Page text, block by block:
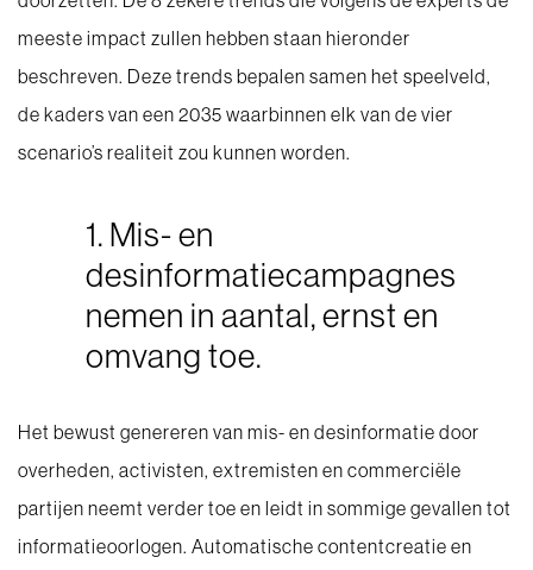
meeste impact zullen hebben staan hieronder
beschreven. Deze trends bepalen samen het speelveld,
de kaders van een 2035 waarbinnen elk van de vier
scenario’s realiteit zou kunnen worden.
1. Mis- en
desinformatiecampagnes
nemen in aantal, ernst en
omvang toe.
Het bewust genereren van mis- en desinformatie door
overheden, activisten, extremisten en commerciële
partijen neemt verder toe en leidt in sommige gevallen tot
informatieoorlogen. Automatische contentcreatie en